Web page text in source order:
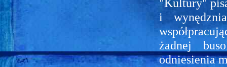
"Kultury"
i
żadnej
odniesienia